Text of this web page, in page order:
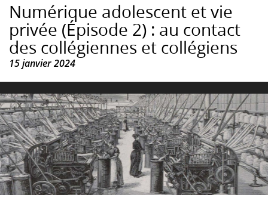
Numérique adolescent et vie
privée (Épisode 2) : au contact
des collégiennes et collégiens
15 janvier 2024